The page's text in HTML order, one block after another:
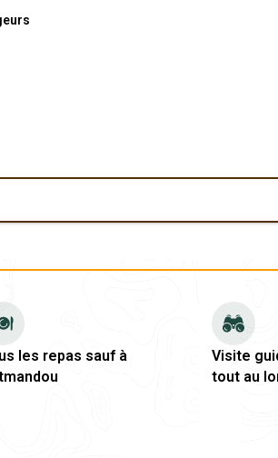
les repas sauf à
Visite
tout au